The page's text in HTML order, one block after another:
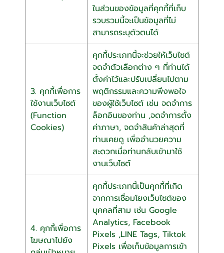
ในส่วนของข้อมูลที่คุกกี้ที่เก็บ
รวบรวมนี้จะเป็นข้อมูลที่ไม่
สามารถระบุตัวตนได้
3. คุกกี้เพื่อการ
ใช้งานเว็บไซต์
(Function
Cookies)
คุกกี้ประเภทนี้จะช่วยให้เว็บไซต์
จดจำตัวเลือกต่าง ๆ ที่ท่านได้
ตั้งค่าไว้และปรับเปลี่ยนไปตาม
พฤติกรรมและความพึงพอใจ
ของผู้ใช้เว็บไซต์ เช่น จดจำการ
ล็อกอินของท่าน ,จดจำการตั้ง
ค่าภาษา, จดจำสินค้าล่าสุดที่
ท่านเคยดู เพื่ออำนวยความ
สะดวกเมื่อท่านกลับเข้ามาใช้
งานเว็บไซต์
4. คุกกี้เพื่อการ
โฆษณาไปยัง
คุกกี้ประเภทนี้เป็นคุกกี้ที่เกิด
จากการเชื่อมโยงเว็บไซต์ของ
บุคคลที่สาม เช่น Google
Analytics, Facebook
Pixels ,LINE Tags, Tiktok
Pixels เพื่อเก็บข้อมูลการเข้า